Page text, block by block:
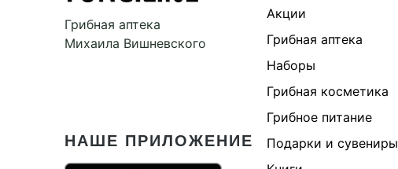
Грибная аптека
Михаила Вишневского
НАШЕ ПРИЛОЖЕНИЕ
Акции
Грибная аптека
Наборы
Грибная косметика
Грибное питание
Подарки и сувениры